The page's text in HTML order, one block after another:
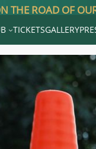
THE ROAD OF
TICKETSGALLERY